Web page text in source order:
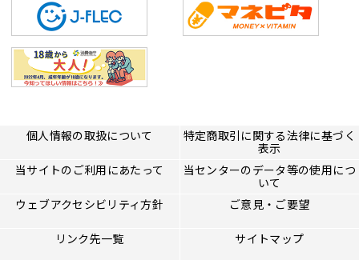
個人情報の取扱について
特定商取引に関する法律に基づく
表示
当サイトのご利用にあたって
当センターのデータ等の使用につ
いて
ウェブアクセシビリティ方針
ご意見・ご要望
リンク先一覧 サイトマップ